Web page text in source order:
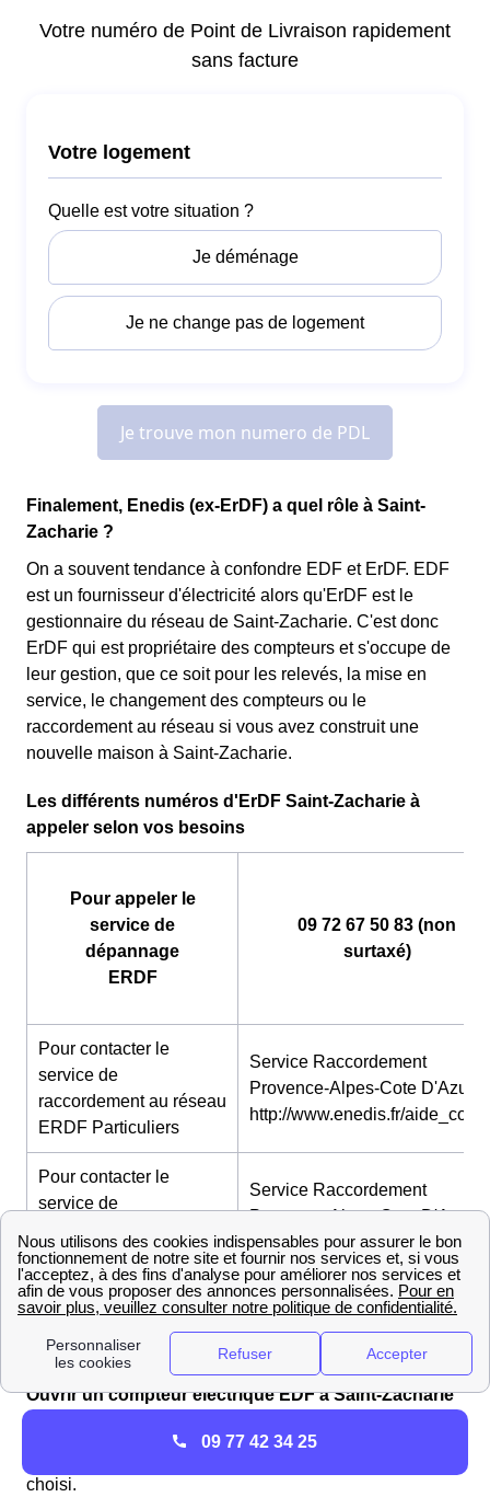
Finalement, Enedis (ex-ErDF) a quel rôle à Saint-
Zacharie ?
On a souvent tendance à confondre EDF et ErDF. EDF
est un fournisseur d'électricité alors qu'ErDF est le
gestionnaire du réseau de Saint-Zacharie. C'est donc
ErDF qui est propriétaire des compteurs et s'occupe de
leur gestion, que ce soit pour les relevés, la mise en
service, le changement des compteurs ou le
raccordement au réseau si vous avez construit une
nouvelle maison à Saint-Zacharie.
Les différents numéros d'ErDF Saint-Zacharie à
appeler selon vos besoins
Pour appeler le
service de
dépannage
ERDF
09 72 67 50 83 (non
surtaxé)
Pour contacter le
service de
raccordement au réseau
ERDF Particuliers
Service Raccordement
Provence-Alpes-Cote D'Azur :
http://www.enedis.fr/
Pour contacter le
service de
ERDF Professionnels
Service Raccordement
Provence-Alpes-Cote D'Azur :
http://www.enedis.fr/
👉 Pour en savoir plus sur l'ensemble des possibilités
disponibles pour joindre ErDF prenez le temps de
regarder notre article sur le
contact d'ErDF
Ouvrir un compteur électrique EDF à Saint-Zacharie
compteur électrique
choisi.
09 77 42 34 25